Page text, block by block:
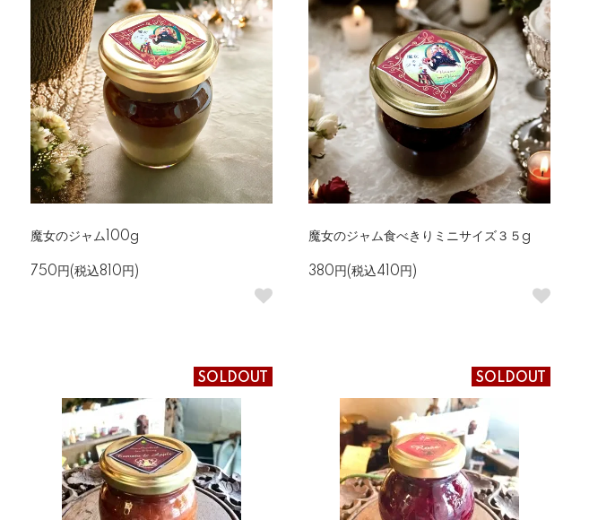
魔女のジャム100g
750円(税込810円)
魔女のジャム食べきりミニサイズ３５g
380円(税込410円)
SOLDOUT SOLDOUT